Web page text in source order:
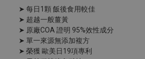
0
➤ 每日1顆 飯後食用較佳
➤ 超越一般薑黃
➤ 原廠COA 證明 95%效性成分
➤ 單一來源無添加複方
➤ 榮獲 歐美日19項專利